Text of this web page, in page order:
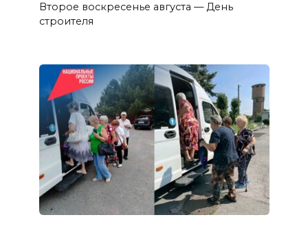
Второе воскресенье августа — День
строителя